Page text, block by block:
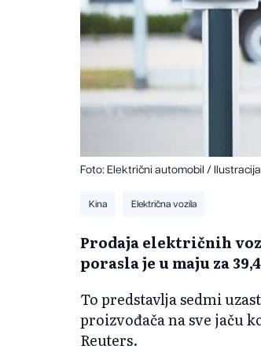
Foto: Električni automobil / Ilustracija
Kina Električna vozila
Prodaja električnih
porasla je u maju za
To predstavlja sedmi
proizvođača na sve jaču
Reuters.